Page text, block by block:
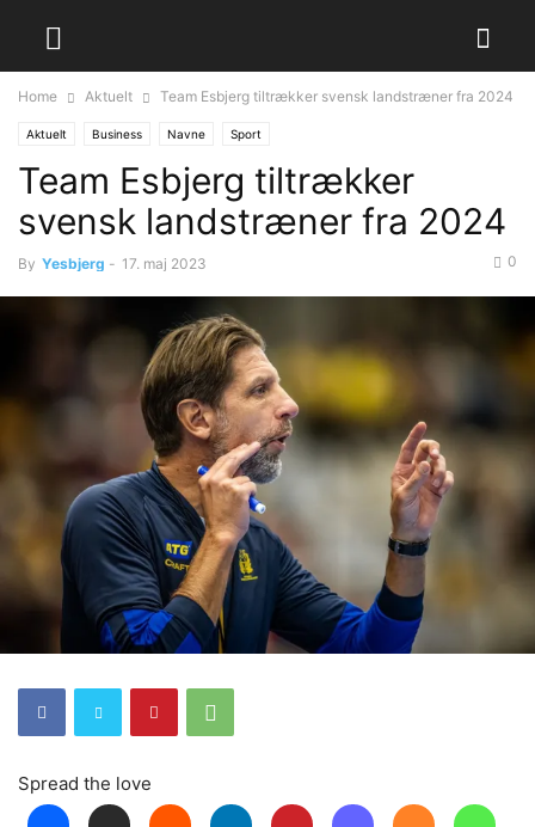
Home Aktuelt Team Esbjerg tiltrækker svensk landstræner fra 2024
Aktuelt Business Navne Sport
Team Esbjerg tiltrækker
svensk landstræner fra 2024
By Yesbjerg - 17. maj 2023 0
Spread the love